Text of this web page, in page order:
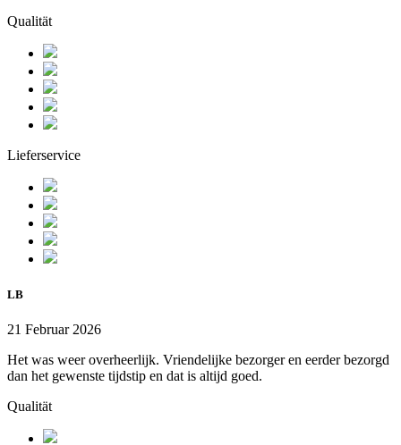
Qualität
Lieferservice
LB
21 Februar 2026
Het was weer overheerlijk. Vriendelijke bezorger en eerder bezorgd
dan het gewenste tijdstip en dat is altijd goed.
Qualität